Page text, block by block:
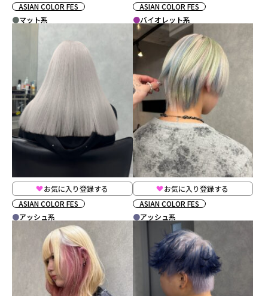
ASIAN COLOR FES
マット系
ASIAN COLOR FES
バイオレット系
お気に入り登録する
ASIAN COLOR FES
アッシュ系
お気に入り登録する
ASIAN COLOR FES
アッシュ系